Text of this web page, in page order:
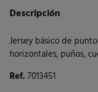
Descripción
Jersey básico de
horizontales, puños,
Ref.7013451